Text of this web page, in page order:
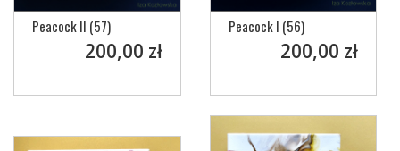
Peacock II (57)
200,00 zł
Peacock I (56)
200,00 zł